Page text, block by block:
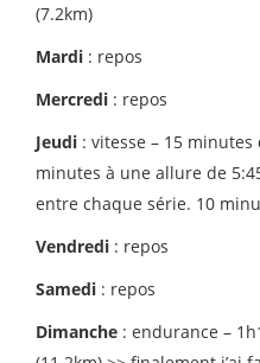
(7.2km)
Mardi : repos
Mercredi : repos
Jeudi : vitesse – 15 minutes
minutes à une allure de
entre chaque série. 10
Vendredi : repos
Samedi : repos
Dimanche : endurance –